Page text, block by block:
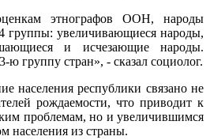
этнографов ООН, народы
группы: увеличивающиеся народы,
и исчезающие народы.
ю группу стран», - сказал социолог.
населения республики связано не
рождаемости, что приводит к
проблемам, но и увеличившимся
населения из страны.